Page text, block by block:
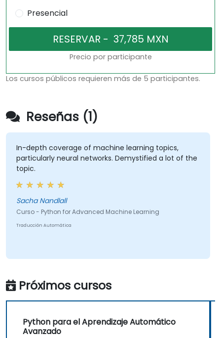
Presencial
Precio por participante
Los cursos públicos requieren más de 5 participantes.
Reseñas (1)
In-depth coverage of machine learning topics,
particularly neural networks. Demystified a lot of the
topic.
Sacha Nandlall
Curso - Python for Advanced Machine Learning
Traducción Automática
Próximos cursos
Python para el Aprendizaje Automático
Avanzado